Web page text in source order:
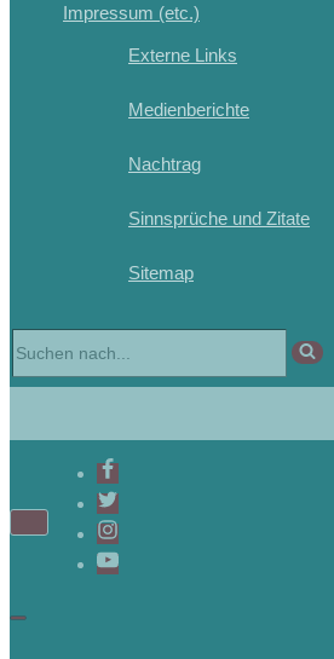
Impressum (etc.)
Externe Links
Medienberichte
Nachtrag
Sinnsprüche und Zitate
Sitemap
Navigations-
Navigations-